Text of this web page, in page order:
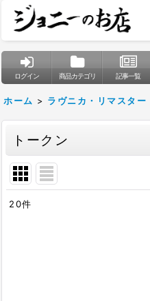
ログイン 商品カテゴリ 記事一覧
ホーム > ラヴニカ・リマスター
トークン
20件